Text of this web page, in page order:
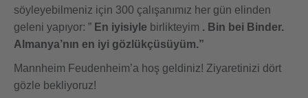
söyleyebilmeniz için 300 çalışanımız her gün elinden
geleni yapıyor: ” En iyisiyle birlikteyim . Bin bei Binder.
Almanya’nın en iyi gözlükçüsüyüm.”
Mannheim Feudenheim’a hoş geldiniz! Ziyaretinizi dört
gözle bekliyoruz!